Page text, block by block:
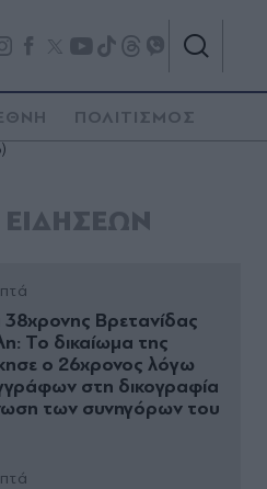
ΠΟΛΙΤΙΣΜΟΣ
ΕΙΔΗΣΕΩΝ
Βρετανίδας
Το δικαίωμα της
ο 26χρονος λόγω
στη δικογραφία
των συνηγόρων του